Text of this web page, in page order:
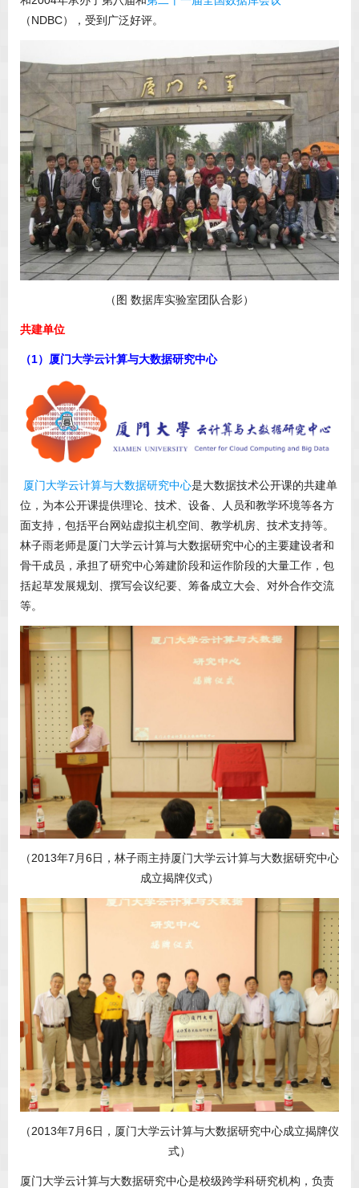
（NDBC），受到广泛好评。
（图 数据库实验室团队合影）
共建单位
（1）厦门大学云计算与大数据研究中心
厦门大学云计算与大数据研究中心是大数据技术公开课的共建单
位，为本公开课提供理论、技术、设备、人员和教学环境等各方
面支持，包括平台网站虚拟主机空间、教学机房、技术支持等。
林子雨老师是厦门大学云计算与大数据研究中心的主要建设者和
骨干成员，承担了研究中心筹建阶段和运作阶段的大量工作，包
括起草发展规划、撰写会议纪要、筹备成立大会、对外合作交流
等。
（2013年7月6日，林子雨主持厦门大学云计算与大数据研究中心
成立揭牌仪式）
（2013年7月6日，厦门大学云计算与大数据研究中心成立揭牌仪
式）
厦门大学云计算与大数据研究中心是校级跨学科研究机构，负责